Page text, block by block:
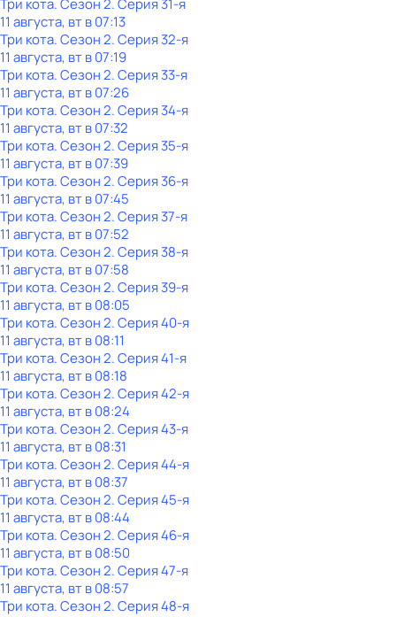
Три кота. Сезон 2. Серия 31-я
11 августа, вт в 07:13
Три кота. Сезон 2. Серия 32-я
11 августа, вт в 07:19
Три кота. Сезон 2. Серия 33-я
11 августа, вт в 07:26
Три кота. Сезон 2. Серия 34-я
11 августа, вт в 07:32
Три кота. Сезон 2. Серия 35-я
11 августа, вт в 07:39
Три кота. Сезон 2. Серия 36-я
11 августа, вт в 07:45
Три кота. Сезон 2. Серия 37-я
11 августа, вт в 07:52
Три кота. Сезон 2. Серия 38-я
11 августа, вт в 07:58
Три кота. Сезон 2. Серия 39-я
11 августа, вт в 08:05
Три кота. Сезон 2. Серия 40-я
11 августа, вт в 08:11
Три кота. Сезон 2. Серия 41-я
11 августа, вт в 08:18
Три кота. Сезон 2. Серия 42-я
11 августа, вт в 08:24
Три кота. Сезон 2. Серия 43-я
11 августа, вт в 08:31
Три кота. Сезон 2. Серия 44-я
11 августа, вт в 08:37
Три кота. Сезон 2. Серия 45-я
11 августа, вт в 08:44
Три кота. Сезон 2. Серия 46-я
11 августа, вт в 08:50
Три кота. Сезон 2. Серия 47-я
11 августа, вт в 08:57
Три кота. Сезон 2. Серия 48-я